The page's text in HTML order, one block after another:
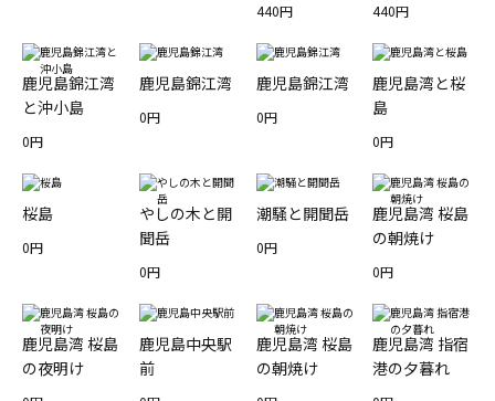
440円 440円
鹿児島錦江湾
と沖小島
0円
鹿児島錦江湾
0円
鹿児島錦江湾
0円
鹿児島湾と桜
島
0円
桜島
0円
やしの木と開
聞岳
0円
潮騒と開聞岳
0円
鹿児島湾 桜島
の朝焼け
0円
鹿児島湾 桜島
の夜明け
鹿児島中央駅
前
鹿児島湾 桜島
の朝焼け
鹿児島湾 指宿
港の夕暮れ